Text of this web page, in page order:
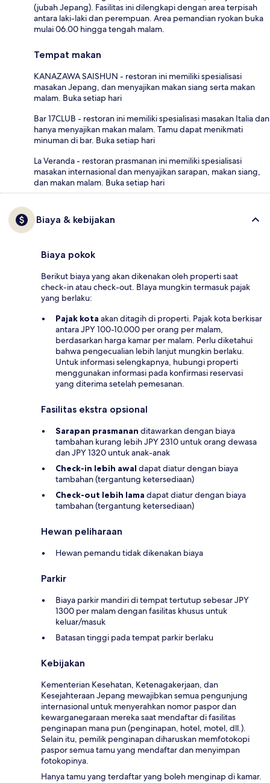
(jubah Jepang). Fasilitas ini dilengkapi dengan area terpisah
antara laki-laki dan perempuan. Area pemandian ryokan buka
mulai 06.00 hingga tengah malam.
Tempat makan
KANAZAWA SAISHUN - restoran ini memiliki spesialisasi
masakan Jepang, dan menyajikan makan siang serta makan
malam. Buka setiap hari
Bar 17CLUB - restoran ini memiliki spesialisasi masakan Italia dan
hanya menyajikan makan malam. Tamu dapat menikmati
minuman di bar. Buka setiap hari
La Veranda - restoran prasmanan ini memiliki spesialisasi
masakan internasional dan menyajikan sarapan, makan siang,
dan makan malam. Buka setiap hari
Biaya & kebijakan
Biaya pokok
Berikut biaya yang akan dikenakan oleh properti saat
check-in atau check-out. BIaya mungkin termasuk pajak
yang berlaku:
Pajak kota akan ditagih di properti. Pajak kota berkisar
antara JPY 100-10.000 per orang per malam,
berdasarkan harga kamar per malam. Perlu diketahui
bahwa pengecualian lebih lanjut mungkin berlaku.
Untuk informasi selengkapnya, hubungi properti
menggunakan informasi pada konfirmasi reservasi
yang diterima setelah pemesanan.
Fasilitas ekstra opsional
Sarapan prasmanan ditawarkan dengan biaya
tambahan kurang lebih JPY 2310 untuk orang dewasa
dan JPY 1320 untuk anak-anak
Check-in lebih awal dapat diatur dengan biaya
tambahan (tergantung ketersediaan)
Check-out lebih lama dapat diatur dengan biaya
tambahan (tergantung ketersediaan)
Hewan peliharaan
Hewan pemandu tidak dikenakan biaya
Parkir
Biaya parkir mandiri di tempat tertutup sebesar JPY
1300 per malam dengan fasilitas khusus untuk
keluar/masuk
Batasan tinggi pada tempat parkir berlaku
Kebijakan
Kementerian Kesehatan, Ketenagakerjaan, dan
Kesejahteraan Jepang mewajibkan semua pengunjung
internasional untuk menyerahkan nomor paspor dan
kewarganegaraan mereka saat mendaftar di fasilitas
penginapan mana pun (penginapan, hotel, motel, dll.).
Selain itu, pemilik penginapan diharuskan memfotokopi
paspor semua tamu yang mendaftar dan menyimpan
fotokopinya.
Hanya tamu yang terdaftar yang boleh menginap di kamar.